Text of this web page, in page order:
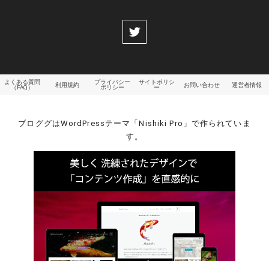
よくある質問
（FAQ）
利用規約
プライバシー
ポリシー
サイトポリシ
ー
お問い合わせ 運営者情報
ブロググはWordPressテーマ「Nishiki Pro」で作られていま
す。